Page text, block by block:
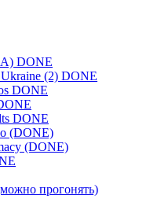
DONE
(2) DONE
DONE
DONE
(DONE)
(DONE)
прогонять)